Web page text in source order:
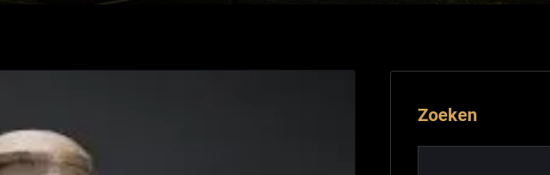
Zoeken